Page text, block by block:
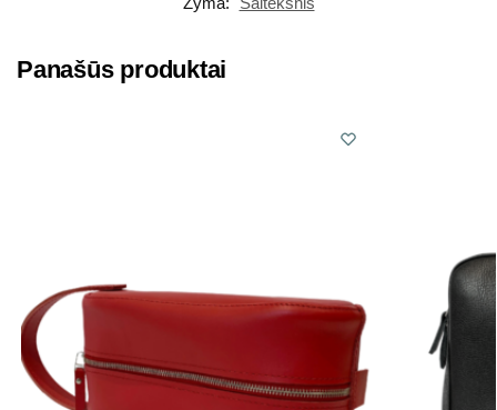
Panašūs produktai